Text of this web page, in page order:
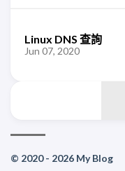
Linux DNS 查詢
Jun 07, 2020
© 2020 - 2026 My Blog